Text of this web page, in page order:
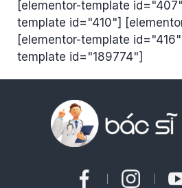
[elementor-template
template id="410"]
[elementor-template
template id="189774"]